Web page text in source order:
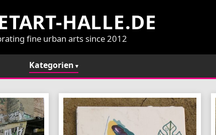
HALLE.DE
fine urban arts since 2012
Kategorien